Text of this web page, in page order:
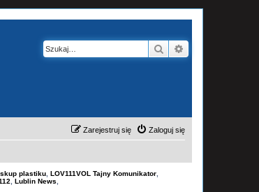
Szukaj
Zaloguj się
Zarejestruj się
skup plastiku LOV111VOL Tajny Komunikator
Lublin News